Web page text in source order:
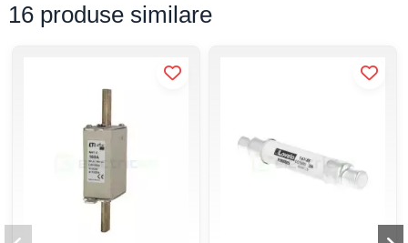
16 produse similare